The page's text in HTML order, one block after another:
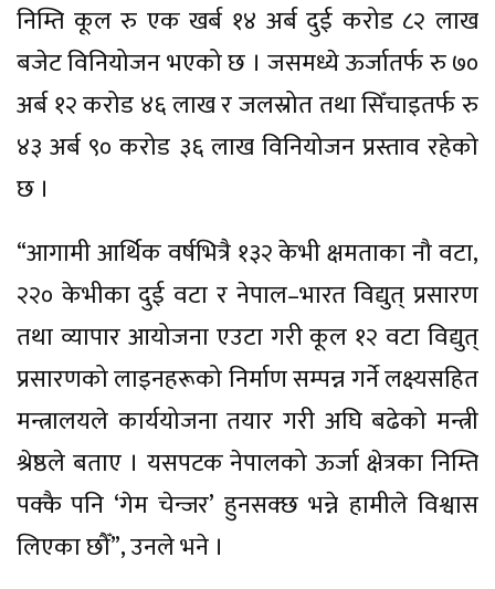
निम्ति कूल रु एक खर्ब १४ अर्ब दुई करोड ८२ लाख
बजेट विनियोजन भएको छ । जसमध्ये ऊर्जातर्फ रु ७०
अर्ब १२ करोड ४६ लाख र जलस्रोत तथा सिँचाइतर्फ रु
४३ अर्ब ९० करोड ३६ लाख विनियोजन प्रस्ताव रहेको
छ ।
“आगामी आर्थिक वर्षभित्रै १३२ केभी क्षमताका नौ वटा,
२२० केभीका दुई वटा र नेपाल–भारत विद्युत् प्रसारण
तथा व्यापार आयोजना एउटा गरी कूल १२ वटा विद्युत्
प्रसारणको लाइनहरूको निर्माण सम्पन्न गर्ने लक्ष्यसहित
मन्त्रालयले कार्ययोजना तयार गरी अघि बढेको मन्त्री
श्रेष्ठले बताए । यसपटक नेपालको ऊर्जा क्षेत्रका निम्ति
पक्कै पनि ‘गेम चेन्जर’ हुनसक्छ भन्ने हामीले विश्वास
लिएका छौँ”, उनले भने ।